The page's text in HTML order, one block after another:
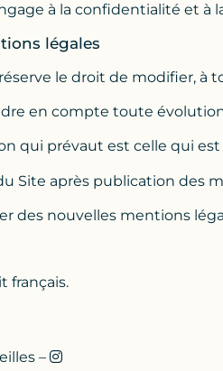
à la confidentialité et
légales
réserve le droit de modifier,
en compte toute
qui prévaut est celle qui
Site après publication des
des nouvelles mentions
français.
–